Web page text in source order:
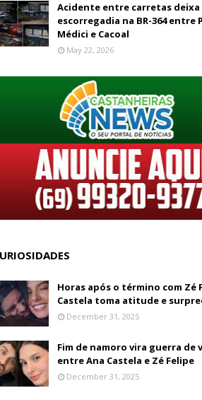
Acidente entre carretas
escorregadia na BR-364 entre
Médici e Cacoal
May 22, 2026
Horas após o término com Zé
Castela toma atitude e
December 31, 2025
Fim de namoro vira guerra de
entre Ana Castela e Zé Felipe
December 31, 2025